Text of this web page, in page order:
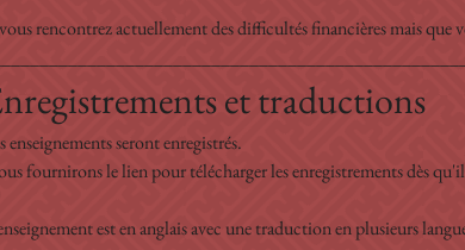
rencontrez actuellement des difficultés financières mais
et traductions
enseignements seront enregistrés.
fournirons le lien pour télécharger les enregistrements dès
est en anglais avec une traduction en plusieurs